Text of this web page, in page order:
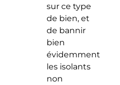
sur ce type
de bien, et
de bannir
bien
évidemment
les isolants
non